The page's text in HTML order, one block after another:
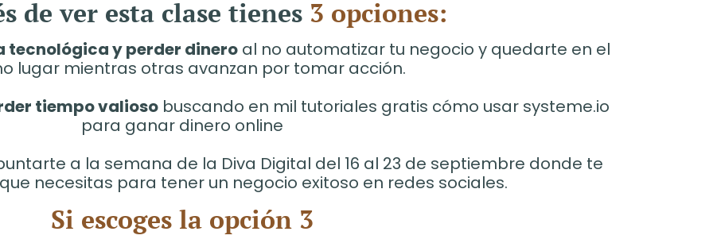
de ver esta clase tienes 3 opciones:
tecnológica y perder dinero al no automatizar tu negocio y quedarte en el
lugar mientras otras avanzan por tomar acción.
tiempo valiosobuscando en mil tutoriales gratis cómo usar systeme.io
para ganar dinero online
a la semana de la Diva Digital del 16 al 23 de septiembre donde te
necesitas para tener un negocio exitoso en redes sociales.
Si escoges la opción 3